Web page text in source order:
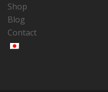
Shop
Blog
Contact